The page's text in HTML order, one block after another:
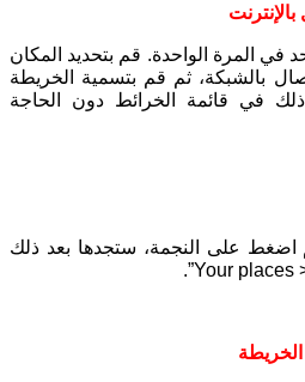
في المرة الواحدة. قم بتحديد المكان
بالشبكة، ثم قم بتسمية الخريطة
في قائمة الخرائط دون الحاجة
اضغط على النجمة، ستجدها بعد ذلك